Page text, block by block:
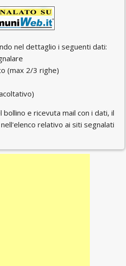
nel dettaglio i seguenti dati:
(max 2/3 righe)
e ricevuta mail con i dati, il
relativo ai siti segnalati